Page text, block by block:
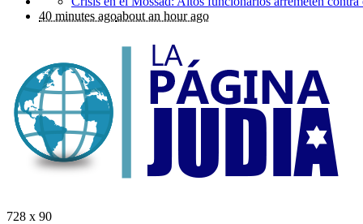
40 minutes agoabout an hour ago
728 x 90